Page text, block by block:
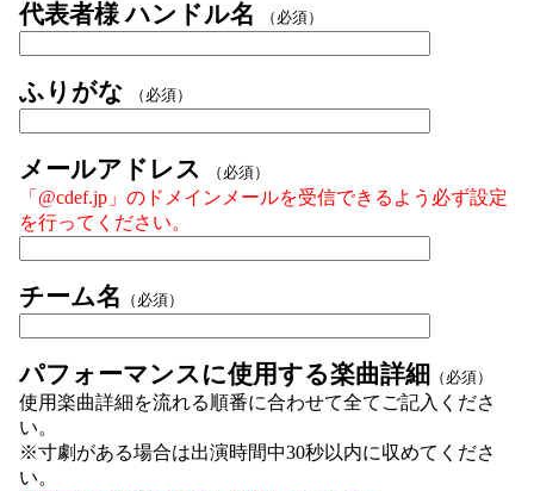
代表者様 ハンドル名 （必須）
ふりがな （必須）
メールアドレス （必須）
「@cdef.jp」のドメインメールを受信できるよう必ず設定
を行ってください。
チーム名 （必須）
パフォーマンスに使用する楽曲詳細 （必須）
使用楽曲詳細を流れる順番に合わせて全てご記入くださ
い。
※寸劇がある場合は出演時間中30秒以内に収めてくださ
い。